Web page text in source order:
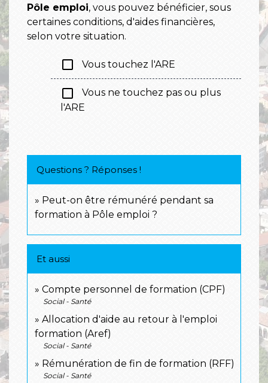
Pôle emploi, vous pouvez bénéficier, sous
certaines conditions, d'aides financières,
selon votre situation.
check_box_outline_blank Vous touchez l'ARE
check_box_outline_blank
Vous ne touchez pas ou plus
l'ARE
Questions ? Réponses !
Peut-on être rémunéré pendant sa
formation à Pôle emploi ?
Et aussi
Compte personnel de formation (CPF)
Social - Santé
Allocation d'aide au retour à l'emploi
formation (Aref)
Social - Santé
Rémunération de fin de formation (RFF)
Social - Santé